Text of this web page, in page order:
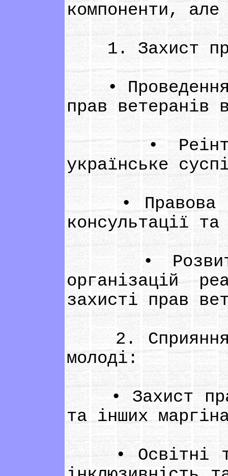
компоненти,
1. Захист прав
• Проведення
прав ветеранів
•
українське
• Правова
консультації
• Розвиток
організацій
захисті прав
2. Сприяння
молоді:
• Захист прав
та інших
• Освітні та